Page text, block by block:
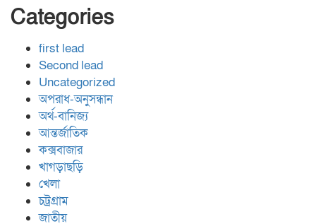
Categories
first lead
Second lead
Uncategorized
অপরাধ-অনুসন্ধান
অর্থ-বানিজ্য
আন্তর্জাতিক
কক্সবাজার
খাগড়াছড়ি
খেলা
চট্রগ্রাম
জাতীয়